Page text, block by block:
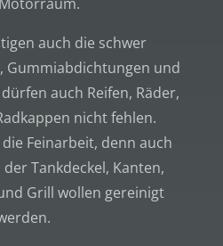
auch die schwer
Gummiabdichtungen und
auch Reifen, Räder,
nicht fehlen.
Feinarbeit, denn auch
Tankdeckel, Kanten,
Grill wollen gereinigt